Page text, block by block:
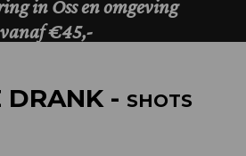
DRANK - SHOTS